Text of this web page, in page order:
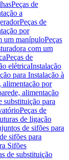
Peças de
a
Peças de
por
um manípuloPeças
com um
Peças de
elétricaInstalação
para Instalação à
alimentação por
alimentação
substituição para
Peças de
de ligação
de sifões para
sifões para
Sifões
de substituição